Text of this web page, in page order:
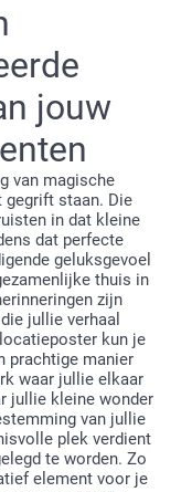
jouw
van magische
staan. Die
in dat kleine
dat perfecte
geluksgevoel
thuis in
zijn
jullie verhaal
kun je
prachtige manier
waar jullie elkaar
jullie kleine wonder
van jullie
plek verdient
te worden. Zo
element voor je